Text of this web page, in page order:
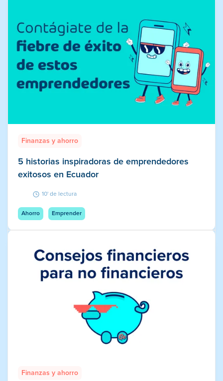
Finanzas y ahorro
5 historias inspiradoras de emprendedores
exitosos en Ecuador
10' de lectura
Ahorro Emprender
Finanzas y ahorro